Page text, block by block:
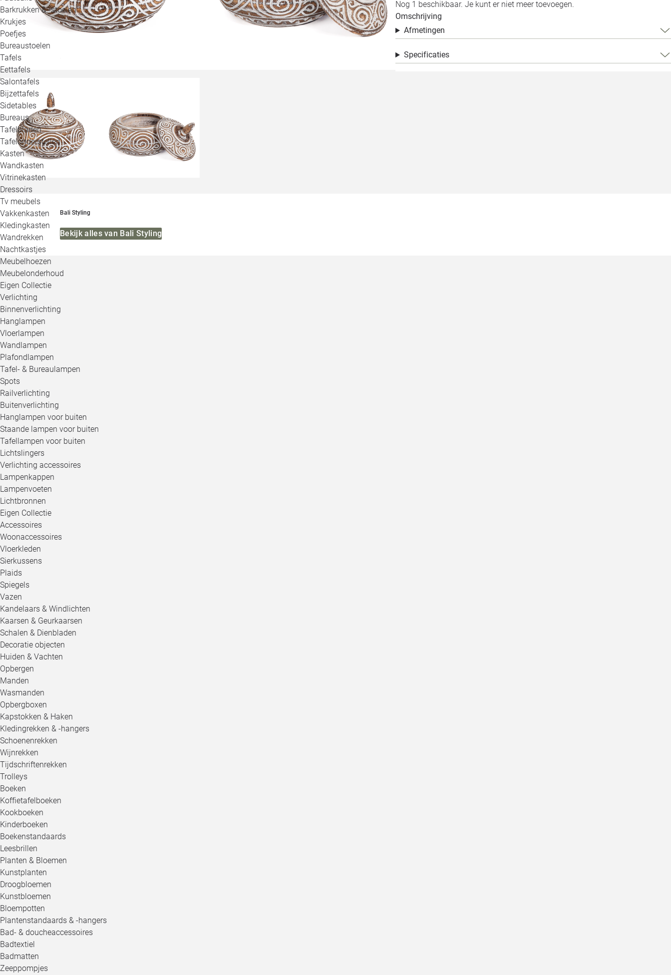
Barkrukken & -stoelen
Krukjes
Poefjes
Bureaustoelen
Tafels
Eettafels
Salontafels
Bijzettafels
Sidetables
Bureaus
Tafelbladen
Tafelonderstellen
Kasten
Wandkasten
Vitrinekasten
Dressoirs
Tv meubels
Vakkenkasten
Kledingkasten
Wandrekken
Nachtkastjes
Meubelhoezen
Meubelonderhoud
Eigen Collectie
Verlichting
Binnenverlichting
Hanglampen
Vloerlampen
Wandlampen
Plafondlampen
Tafel- & Bureaulampen
Spots
Railverlichting
Buitenverlichting
Hanglampen voor buiten
Staande lampen voor buiten
Tafellampen voor buiten
Lichtslingers
Verlichting accessoires
Lampenkappen
Lampenvoeten
Lichtbronnen
Eigen Collectie
Accessoires
Woonaccessoires
Vloerkleden
Sierkussens
Plaids
Spiegels
Vazen
Kandelaars & Windlichten
Kaarsen & Geurkaarsen
Schalen & Dienbladen
Decoratie objecten
Huiden & Vachten
Opbergen
Manden
Wasmanden
Opbergboxen
Kapstokken & Haken
Kledingrekken & -hangers
Schoenenrekken
Wijnrekken
Tijdschriftenrekken
Trolleys
Boeken
Koffietafelboeken
Kookboeken
Kinderboeken
Boekenstandaards
Leesbrillen
Planten & Bloemen
Kunstplanten
Droogbloemen
Kunstbloemen
Bloempotten
Plantenstandaards & -hangers
Bad- & doucheaccessoires
Badtextiel
Badmatten
Zeeppompjes
Loods 5
Alle
Nog 1 beschikbaar. Je kunt er niet meer toevoegen.
Omschrijving
Afmetingen
Specificaties
Bali Styling
Bekijk alles van Bali Styling